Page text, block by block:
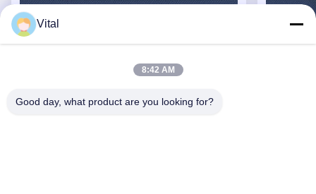
Obtenha o melhor preço
Vital
8:42 AM
Good day, what product are you looking for?